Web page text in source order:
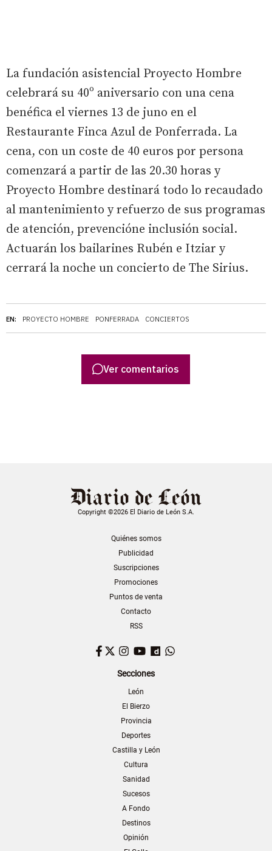
EN: PROYECTO HOMBRE PONFERRADA CONCIERTOS
La fundación asistencial Proyecto Hombre
celebrará su 40º aniversario con una cena
benéfica el viernes 13 de juno en el
Restaurante Finca Azul de Ponferrada. La
cena, con un coste de 40 euros por persona
comenzará a partir de las 20.30 horas y
Proyecto Hombre destinará todo lo recaudado
al mantenimiento y refuerzo de sus programas
de atención, prevencióne inclusión social.
Actuarán los bailarines Rubén e Itziar y
cerrará la noche un concierto de The Sirius.
Ver comentarios
Copyright ©2026 El Diario de León S.A.
Quiénes somos
Publicidad
Suscripciones
Promociones
Puntos de venta
Contacto
RSS
Facebook
TwitterInstagram
YouTubeDailymotion
Secciones
León
El Bierzo
Provincia
Deportes
Castilla y León
Cultura
Sanidad
Sucesos
A Fondo
Destinos
Opinión